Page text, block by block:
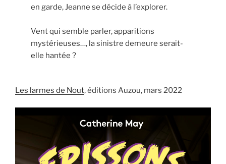
en garde, Jeanne se décide à l’explorer.
Vent qui semble parler, apparitions
mystérieuses…, la sinistre demeure serait-
elle hantée ?
Les larmes de Nout, éditions Auzou, mars 2022